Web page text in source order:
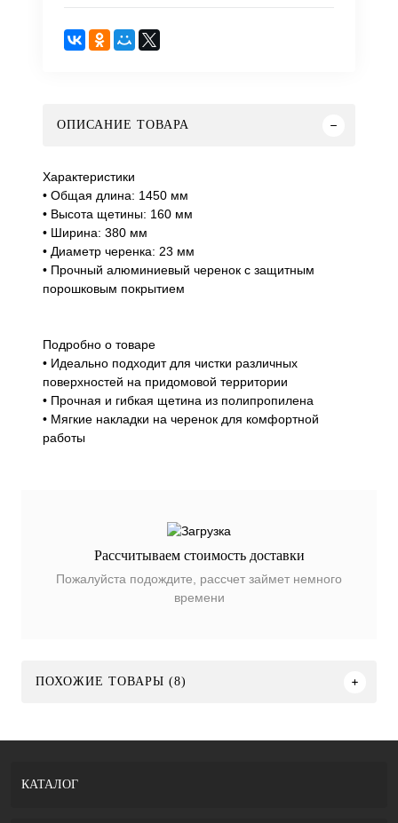
ОПИСАНИЕ ТОВАРА
Характеристики
• Общая длина: 1450 мм
• Высота щетины: 160 мм
• Ширина: 380 мм
• Диаметр черенка: 23 мм
• Прочный алюминиевый черенок с защитным
порошковым покрытием
Подробно о товаре
• Идеально подходит для чистки различных
поверхностей на придомовой территории
• Прочная и гибкая щетина из полипропилена
• Мягкие накладки на черенок для комфортной
работы
Рассчитываем стоимость доставки
Пожалуйста подождите, рассчет займет немного
времени
ПОХОЖИЕ ТОВАРЫ (8)
КАТАЛОГ